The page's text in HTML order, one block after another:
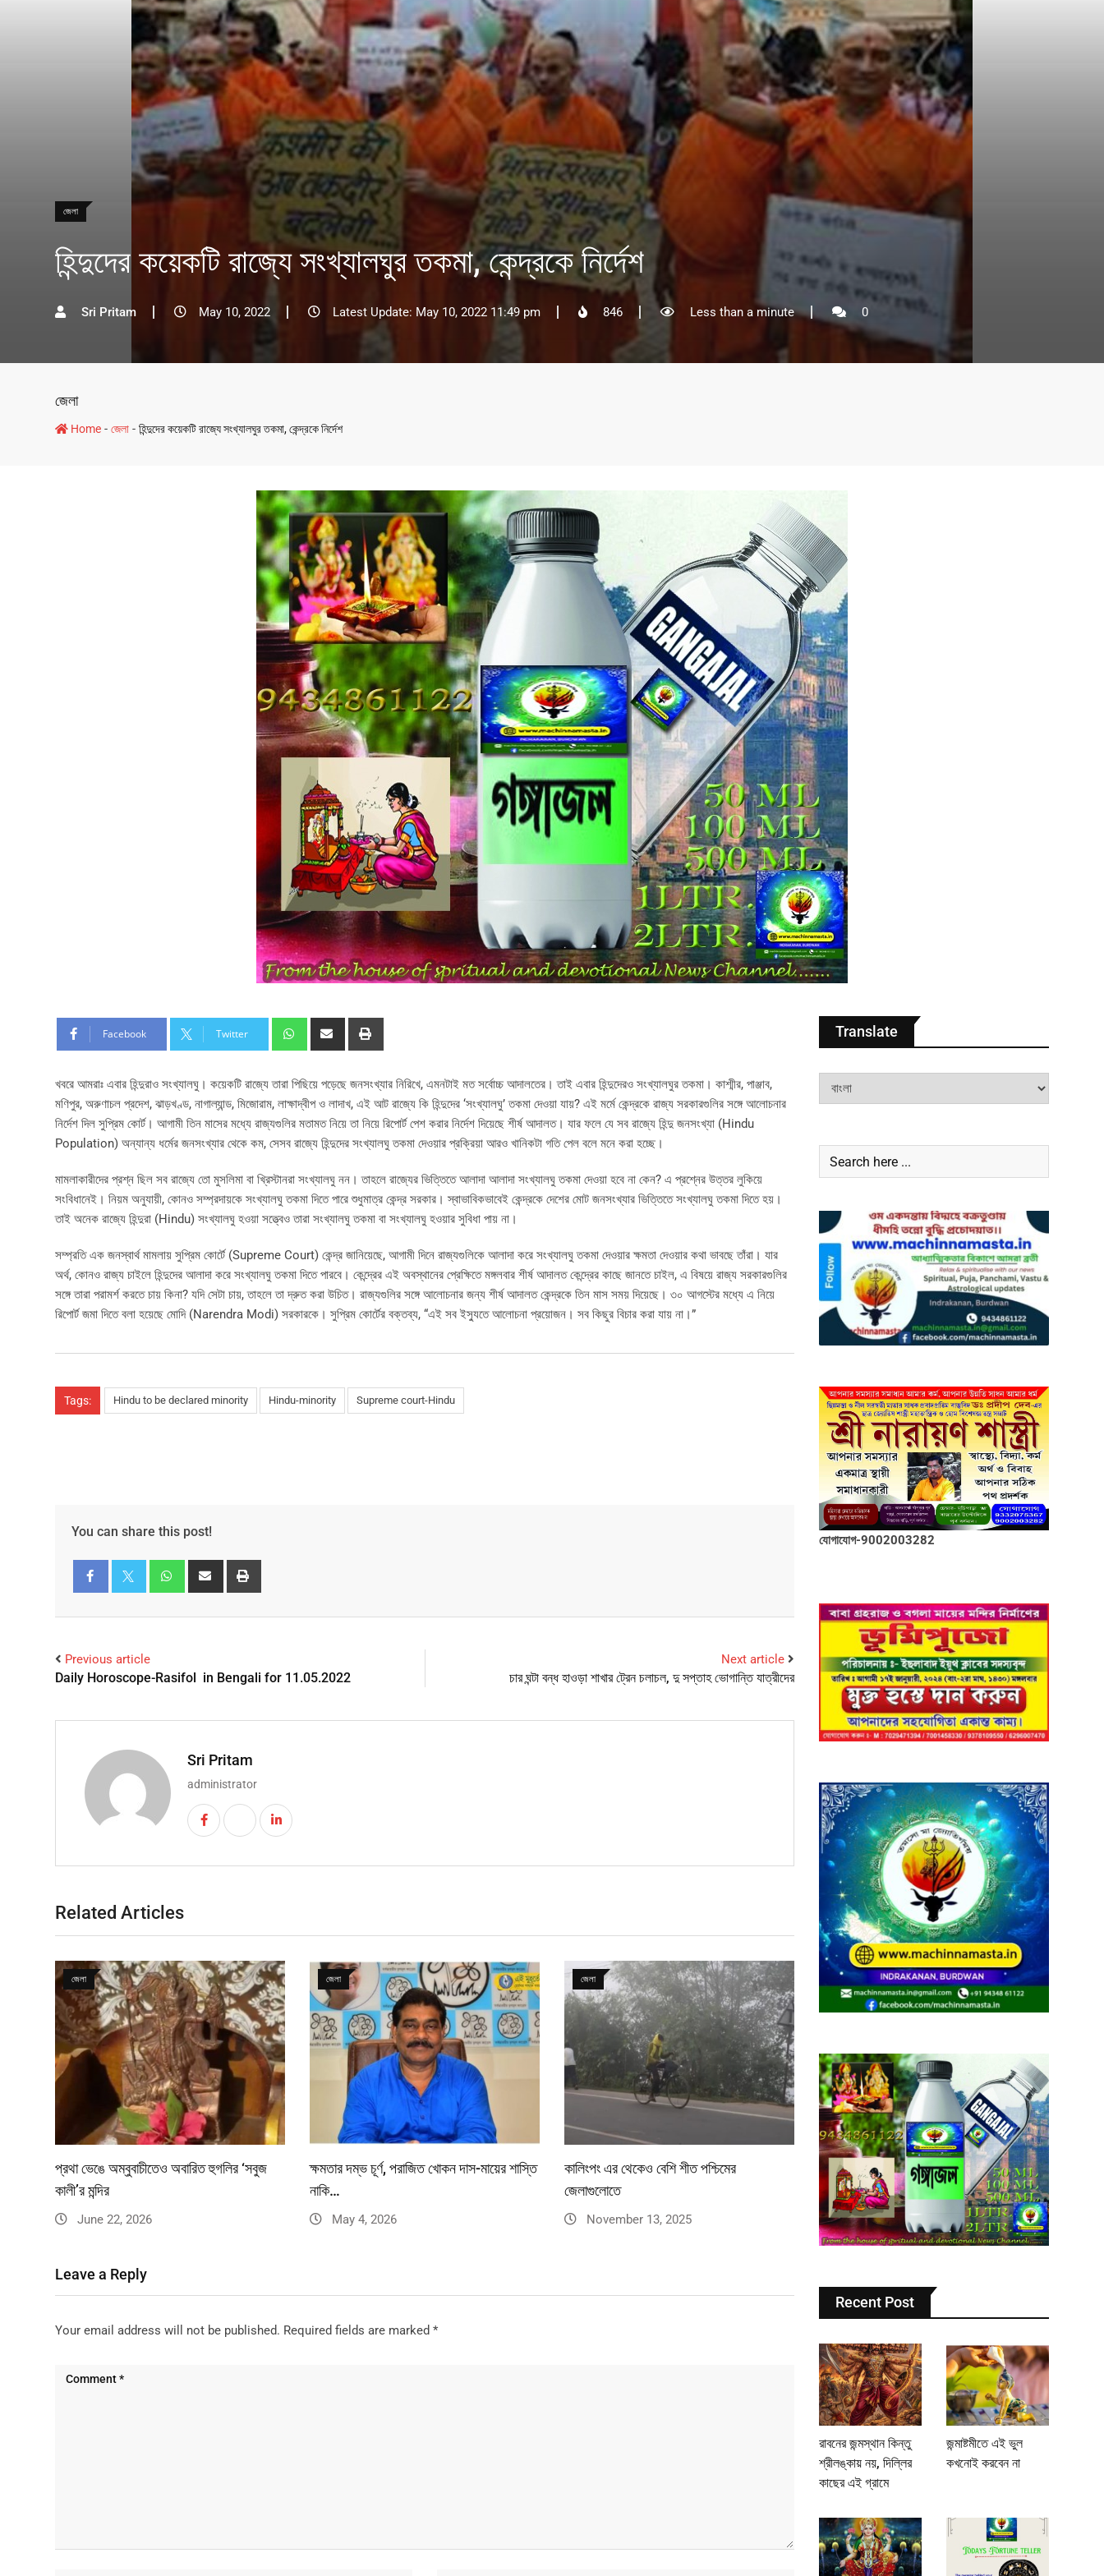
জেলা
হিন্দুদের কয়েকটি রাজ্যে সংখ্যালঘুর তকমা, কেন্দ্রকে নির্দেশ
Sri Pritam May 10, 2022 Latest Update: May 10, 2022 11:49 pm 846 Less than a minute 0
জেলা
Home - জেলা - হিন্দুদের কয়েকটি রাজ্যে সংখ্যালঘুর তকমা, কেন্দ্রকে নির্দেশ
Facebook Twitter
খবরে আমরাঃ এবার হিন্দুরাও সংখ্যালঘু। কয়েকটি রাজ্যে তারা পিছিয়ে পড়েছে জনসংখ্যার নিরিখে, এমনটাই মত সর্বোচ্চ আদালতের। তাই এবার হিন্দুদেরও সংখ্যালঘুর তকমা। কাশ্মীর, পাঞ্জাব,
মণিপুর, অরুণাচল প্রদেশ, ঝাড়খণ্ড, নাগাল্যান্ড, মিজোরাম, লাক্ষাদ্বীপ ও লাদাখ, এই আট রাজ্যে কি হিন্দুদের ‘সংখ্যালঘু’ তকমা দেওয়া যায়? এই মর্মে কেন্দ্রকে রাজ্য সরকারগুলির সঙ্গে আলোচনার
নির্দেশ দিল সুপ্রিম কোর্ট। আগামী তিন মাসের মধ্যে রাজ্যগুলির মতামত নিয়ে তা নিয়ে রিপোর্ট পেশ করার নির্দেশ দিয়েছে শীর্ষ আদালত। যার ফলে যে সব রাজ্যে হিন্দু জনসংখ্যা (Hindu
Population) অন্যান্য ধর্মের জনসংখ্যার থেকে কম, সেসব রাজ্যে হিন্দুদের সংখ্যালঘু তকমা দেওয়ার প্রক্রিয়া আরও খানিকটা গতি পেল বলে মনে করা হচ্ছে।
মামলাকারীদের প্রশ্ন ছিল সব রাজ্যে তো মুসলিমা বা খ্রিস্টানরা সংখ্যালঘু নন। তাহলে রাজ্যের ভিত্তিতে আলাদা আলাদা সংখ্যালঘু তকমা দেওয়া হবে না কেন? এ প্রশ্নের উত্তর লুকিয়ে
সংবিধানেই। নিয়ম অনুযায়ী, কোনও সম্প্রদায়কে সংখ্যালঘু তকমা দিতে পারে শুধুমাত্র কেন্দ্র সরকার। স্বাভাবিকভাবেই কেন্দ্রকে দেশের মোট জনসংখ্যার ভিত্তিতে সংখ্যালঘু তকমা দিতে হয়।
তাই অনেক রাজ্যে হিন্দুরা (Hindu) সংখ্যালঘু হওয়া সত্ত্বেও তারা সংখ্যালঘু তকমা বা সংখ্যালঘু হওয়ার সুবিধা পায় না।
সম্প্রতি এক জনস্বার্থ মামলায় সুপ্রিম কোর্টে (Supreme Court) কেন্দ্র জানিয়েছে, আগামী দিনে রাজ্যগুলিকে আলাদা করে সংখ্যালঘু তকমা দেওয়ার ক্ষমতা দেওয়ার কথা ভাবছে তাঁরা। যার
অর্থ, কোনও রাজ্য চাইলে হিন্দুদের আলাদা করে সংখ্যালঘু তকমা দিতে পারবে। কেন্দ্রের এই অবস্থানের প্রেক্ষিতে মঙ্গলবার শীর্ষ আদালত কেন্দ্রের কাছে জানতে চাইল, এ বিষয়ে রাজ্য সরকারগুলির
সঙ্গে তারা পরামর্শ করতে চায় কিনা? যদি সেটা চায়, তাহলে তা দ্রুত করা উচিত। রাজ্যগুলির সঙ্গে আলোচনার জন্য শীর্ষ আদালত কেন্দ্রকে তিন মাস সময় দিয়েছে। ৩০ আগস্টের মধ্যে এ নিয়ে
রিপোর্ট জমা দিতে বলা হয়েছে মোদি (Narendra Modi) সরকারকে। সুপ্রিম কোর্টের বক্তব্য, “এই সব ইস্যুতে আলোচনা প্রয়োজন। সব কিছুর বিচার করা যায় না।”
Tags: Hindu to be declared minority Hindu-minority Supreme court-Hindu
You can share this post!
Previous article
Daily Horoscope-Rasifol in Bengali for 11.05.2022
Next article
চার ঘন্টা বন্ধ হাওড়া শাখার ট্রেন চলাচল, দু সপ্তাহ ভোগান্তি যাত্রীদের
Sri Pritam
administrator
Related Articles
জেলা
প্রথা ভেঙে অম্বুবাচীতেও অবারিত হুগলির ‘সবুজ
কালী’র মন্দির
June 22, 2026
জেলা
ক্ষমতার দম্ভ চূর্ণ, পরাজিত খোকন দাস-মায়ের শাস্তি
নাকি…
May 4, 2026
জেলা
কালিংপং এর থেকেও বেশি শীত পশ্চিমের
জেলাগুলোতে
November 13, 2025
Leave a Reply
Your email address will not be published. Required fields are marked *
Translate
যোগাযোগ-9002003282
Recent Post
রাবনের জন্মস্থান কিন্তু
শ্রীলঙ্কায় নয়, দিল্লির
কাছের এই গ্রামে
জন্মাষ্টমীতে এই ভুল
কখনোই করবেন না